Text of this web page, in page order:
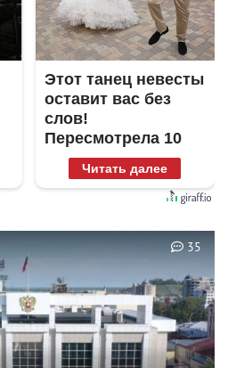
Этот танец невесты
оставит вас без
слов!
Пересмотрела 10
раз
Читать далее
35